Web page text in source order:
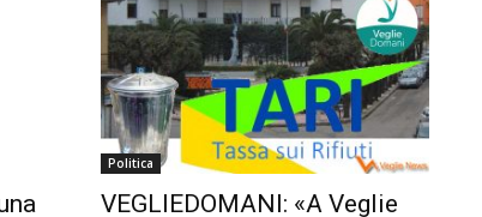
Politica
VEGLIEDOMANI: «A Veglie